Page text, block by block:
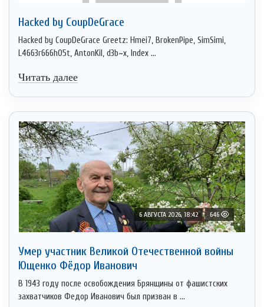
Hacked by CoupDeGrace
Hacked by CoupDeGrace Greetz: Hmei7, BrokenPipe, SimSimi,
L4663r666h05t, AntonKil, d3b~x, Index ...
Читать далее
6 АВГУСТА 2026, 18:42 646
Умер участник Великой Отечественной войны
Ющенко Фёдор Иванович
В 1943 году после освобождения Брянщины от фашистских
захватчиков Федор Иванович был призван в ...